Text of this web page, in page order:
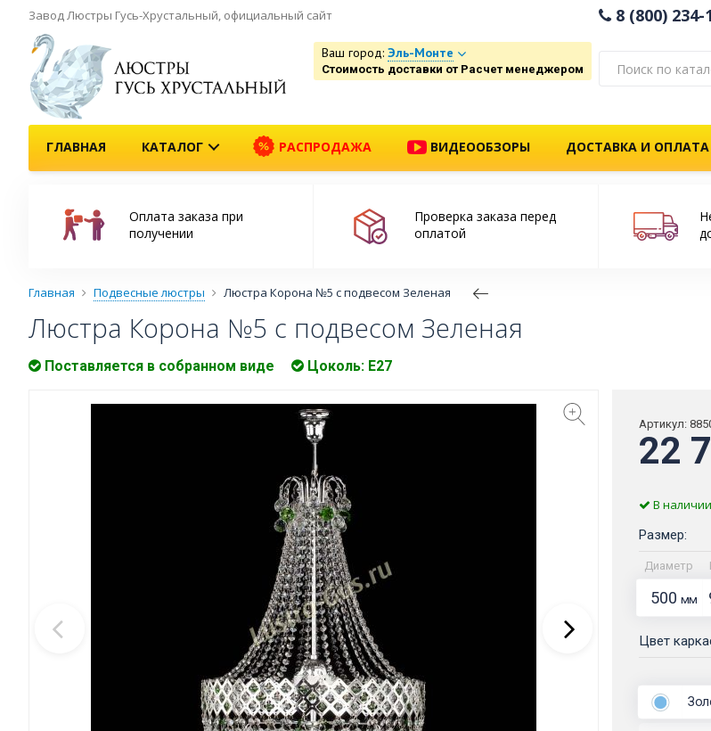
Завод Люстры Гусь-Хрустальный, официальный сайт 8 (800) 234-
Ваш город: Эль-Монте
Стоимость доставки от Расчет менеджером
ГЛАВНАЯ КАТАЛОГ РАСПРОДАЖА ВИДЕООБЗОРЫ ДОСТАВКА И ОПЛАТА
Оплата заказа при
получении
Проверка заказа перед
оплатой
Главная Подвесные люстры Люстра Корона №5 с подвесом Зеленая
Люстра Корона №5 с подвесом Зеленая
Поставляется в собранном виде Цоколь: Е27
Артикул:
22
В наличии
Размер:
Диаметр
500мм
Цвет